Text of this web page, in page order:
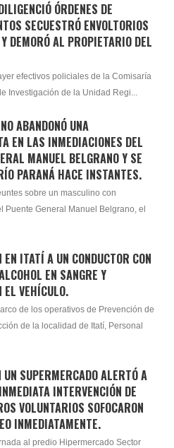
ÓRDENES DE
SECUESTRÓ ENVOLTORIOS
DEMORÓ AL PROPIETARIO DEL
efectivos policiales de la Comisaría
Investigación de la Unidad Regi...
ABANDONÓ UNA
EN LAS INMEDIACIONES DEL
MANUEL BELGRANO Y SE
PARANÁ HACE INSTANTES.
sobre un masculino con
General Manuel Belgrano, el
EN ITATÍ A UN CONDUCTOR CON
EN SANGRE Y
EL VEHÍCULO.
de los operativos de Prevención de
de la localidad de Itatí, Personal
UN SUPERMERCADO ALERTÓ A
INTERVENCIÓN DE
VOLUNTARIOS SOFOCARON
INMEDIATAMENTE.
al predio Hipermercado Sector